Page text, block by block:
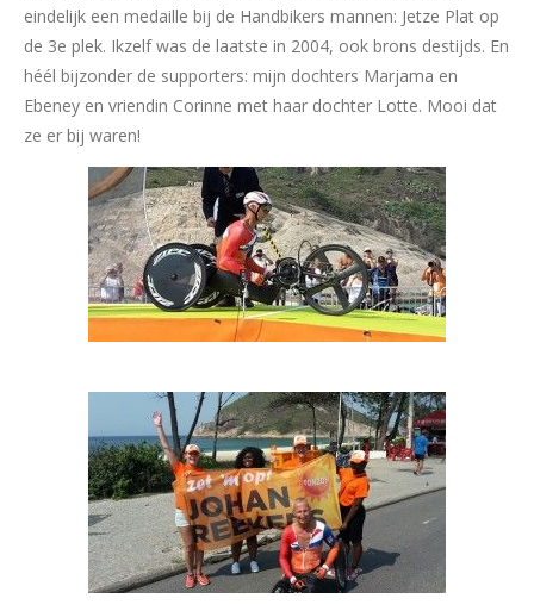
eindelijk een medaille bij de Handbikers mannen: Jetze Plat op
de 3e plek. Ikzelf was de laatste in 2004, ook brons destijds. En
héél bijzonder de supporters: mijn dochters Marjama en
Ebeney en vriendin Corinne met haar dochter Lotte. Mooi dat
ze er bij waren!